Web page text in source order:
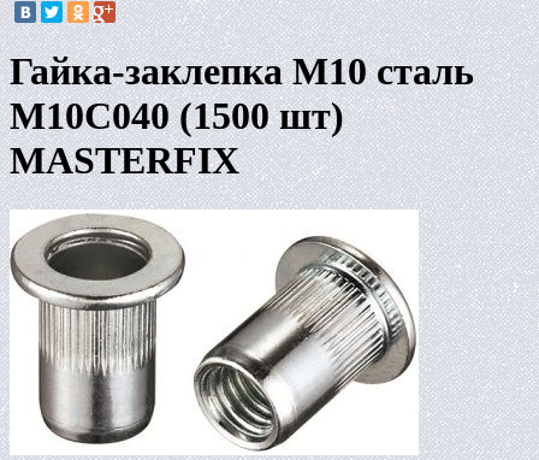
Гайка-заклепка M10 сталь
M10C040 (1500 шт)
MASTERFIX